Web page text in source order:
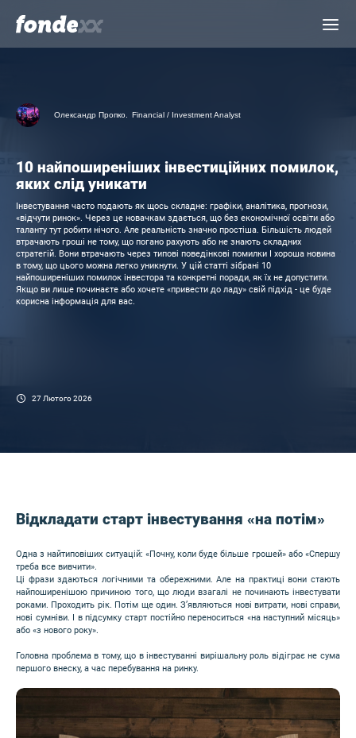
Menu
Олександр Пропко. Financial / Investment Analyst
10 найпоширеніших інвестиційних помилок,
яких слід уникати
Інвестування часто подають як щось складне: графіки, аналітика, прогнози,
«відчути ринок». Через це новачкам здається, що без економічної освіти або
таланту тут робити нічого. Але реальність значно простіша. Більшість людей
втрачають гроші не тому, що погано рахують або не знають складних
стратегій. Вони втрачають через типові поведінкові помилки І хороша новина
в тому, що цього можна легко уникнути. У цій статті зібрані 10
найпоширеніших помилок інвестора та конкретні поради, як їх не допустити.
Якщо ви лише починаєте або хочете «привести до ладу» свій підхід - це буде
корисна інформація для вас.
27 Лютого 2026
Відкладати старт інвестування «на потім»
Одна з найтиповіших ситуацій: «Почну, коли буде більше грошей» або «Спершу
треба все вивчити».
Ці фрази здаються логічними та обережними. Але на практиці вони стають
найпоширенішою причиною того, що люди взагалі не починають інвестувати
роками. Проходить рік. Потім ще один. З’являються нові витрати, нові справи,
нові сумніви. І в підсумку старт постійно переноситься «на наступний місяць»
або «з нового року».
Головна проблема в тому, що в інвестуванні вирішальну роль відіграє не сума
першого внеску, а час перебування на ринку.
Image